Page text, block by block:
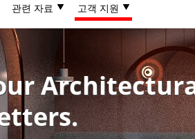
관련 자료 고객 지원